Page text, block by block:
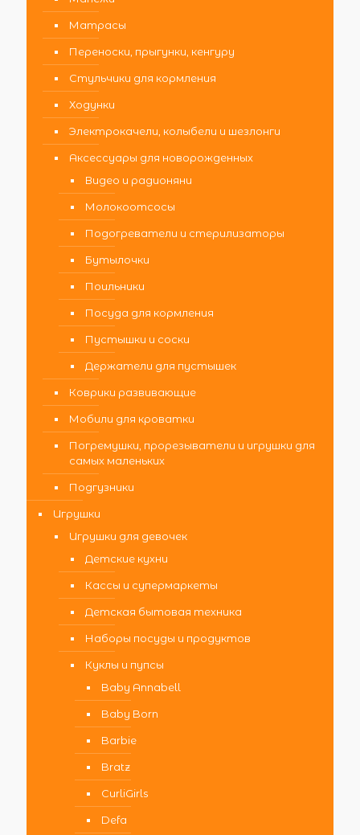
Матрасы
Переноски, прыгунки, кенгуру
Стульчики для кормления
Ходунки
Электрокачели, колыбели и шезлонги
Аксессуары для новорожденных
Видео и радионяни
Молокоотсосы
Подогреватели и стерилизаторы
Бутылочки
Поильники
Посуда для кормления
Пустышки и соски
Держатели для пустышек
Коврики развивающие
Мобили для кроватки
Погремушки, прорезыватели и игрушки для
самых маленьких
Подгузники
Игрушки
Игрушки для девочек
Детские кухни
Кассы и супермаркеты
Детская бытовая техника
Наборы посуды и продуктов
Куклы и пупсы
Baby Annabell
Baby Born
Barbie
Bratz
CurliGirls
Defa